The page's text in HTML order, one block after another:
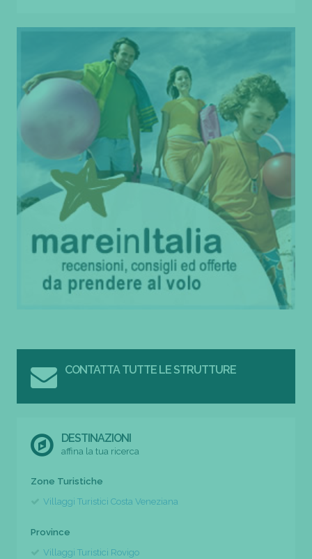
CONTATTA TUTTE LE STRUTTURE
DESTINAZIONI
affina la tua ricerca
Zone Turistiche
Villaggi Turistici Costa Veneziana
Province
Villaggi Turistici Rovigo